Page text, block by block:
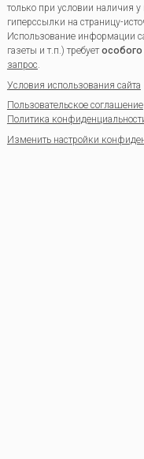
только при условии наличия
гиперссылки на страницу-
Использование информации
газеты и т.п.) требуетособого
запрос.
Условия использования сайта
Пользовательское соглашение
Политика
Изменить настройки